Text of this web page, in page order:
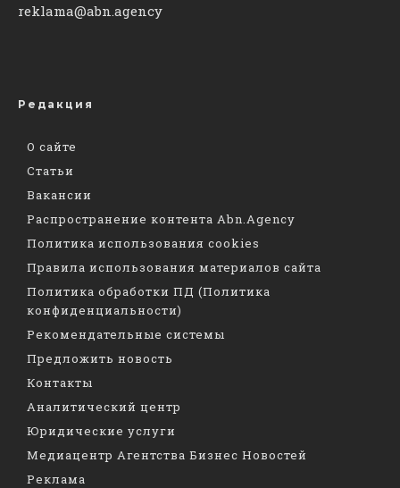
reklama@abn.agency
Редакция
О сайте
Статьи
Вакансии
Распространение контента Abn.Agency
Политика использования cookies
Правила использования материалов сайта
Политика обработки ПД (Политика
конфиденциальности)
Рекомендательные системы
Предложить новость
Контакты
Аналитический центр
Юридические услуги
Медиацентр Агентства Бизнес Новостей
Реклама